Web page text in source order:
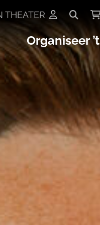
THEATER
Organiseer ’t